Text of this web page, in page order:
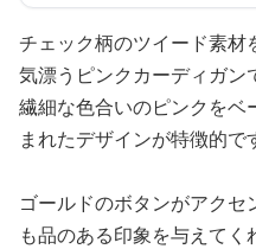
チェック柄のツイード素材
気漂うピンクカーディガン
繊細な色合いのピンクをベ
まれたデザインが特徴的で
ゴールドのボタンがアク
も品のある印象を与えてく